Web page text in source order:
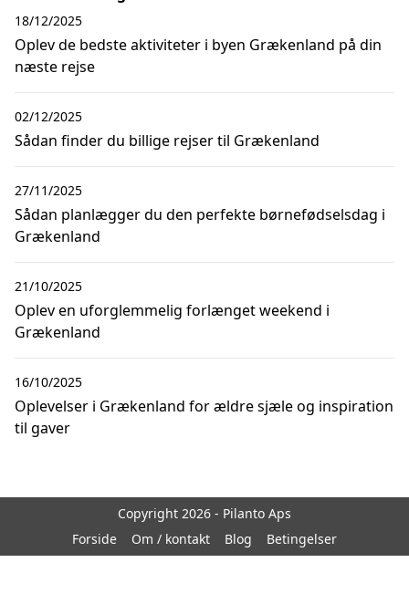
Oplev de bedste aktiviteter i byen Grækenland på din
næste rejse
18/12/2025
Sådan finder du billige rejser til Grækenland
02/12/2025
Sådan planlægger du den perfekte børnefødselsdag i
Grækenland
27/11/2025
Oplev en uforglemmelig forlænget weekend i
Grækenland
21/10/2025
Oplevelser i Grækenland for ældre sjæle og inspiration
til gaver
16/10/2025
Copyright 2026 - Pilanto Aps
Forside
Om / kontakt Blog Betingelser